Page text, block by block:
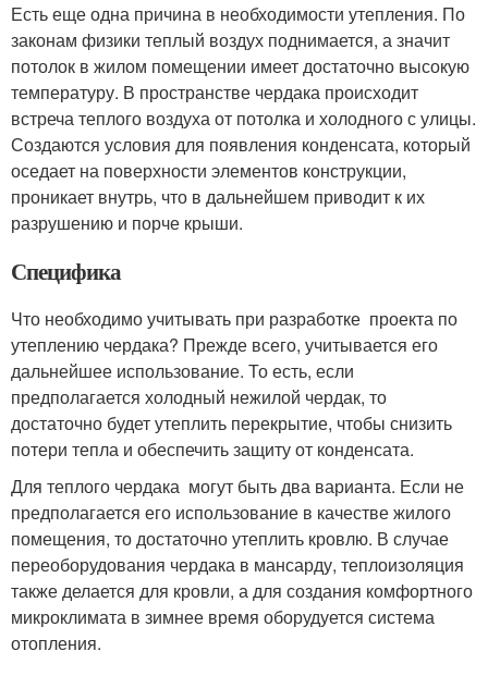
Есть еще одна причина в необходимости утепления. По
законам физики теплый воздух поднимается, а значит
потолок в жилом помещении имеет достаточно высокую
температуру. В пространстве чердака происходит
встреча теплого воздуха от потолка и холодного с улицы.
Создаются условия для появления конденсата, который
оседает на поверхности элементов конструкции,
проникает внутрь, что в дальнейшем приводит к их
разрушению и порче крыши.
Специфика
Что необходимо учитывать при разработке проекта по
утеплению чердака? Прежде всего, учитывается его
дальнейшее использование. То есть, если
предполагается холодный нежилой чердак, то
достаточно будет утеплить перекрытие, чтобы снизить
потери тепла и обеспечить защиту от конденсата.
Для теплого чердака могут быть два варианта. Если не
предполагается его использование в качестве жилого
помещения, то достаточно утеплить кровлю. В случае
переоборудования чердака в мансарду, теплоизоляция
также делается для кровли, а для создания комфортного
микроклимата в зимнее время оборудуется система
отопления.